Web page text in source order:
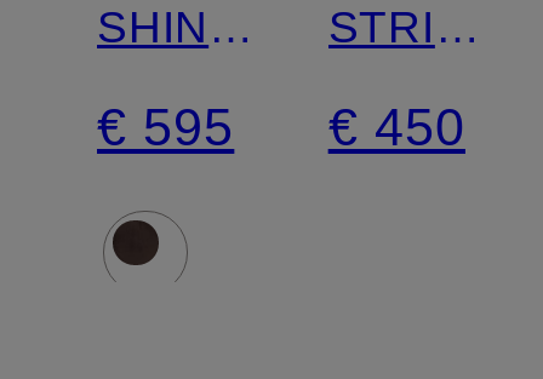
SHINY
STATEMENT
€ 595
STRIPED
POWER
met
€ 450